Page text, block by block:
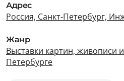
Адрес
Россия, Санкт-Петербург,
Жанр
Выставки картин, живописи
Петербурге